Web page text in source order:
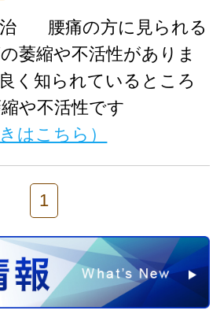
腰痛の方に見られる
萎縮や不活性がありま
知られているところ
や不活性です
はこちら）
1